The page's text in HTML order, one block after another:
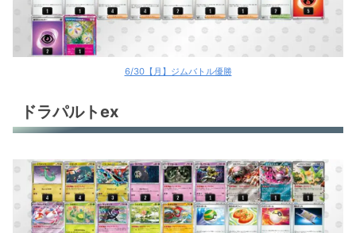
6/30【月】ジムバトル優勝
ドラパルトex